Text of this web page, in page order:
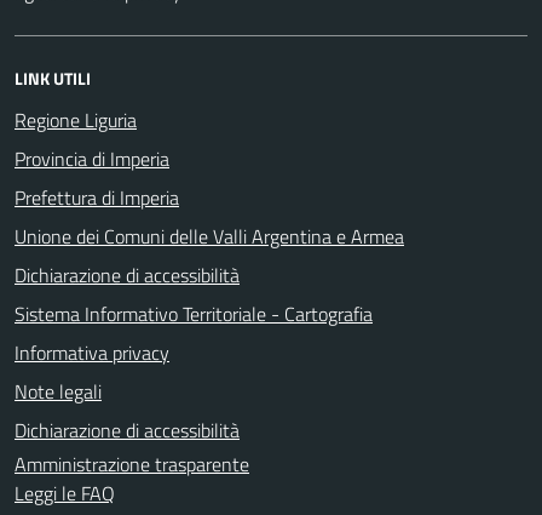
LINK UTILI
Regione Liguria
Provincia di Imperia
Prefettura di Imperia
Unione dei Comuni delle Valli Argentina e Armea
Dichiarazione di accessibilità
Sistema Informativo Territoriale - Cartografia
Informativa privacy
Note legali
Dichiarazione di accessibilità
Amministrazione trasparente
Leggi le FAQ